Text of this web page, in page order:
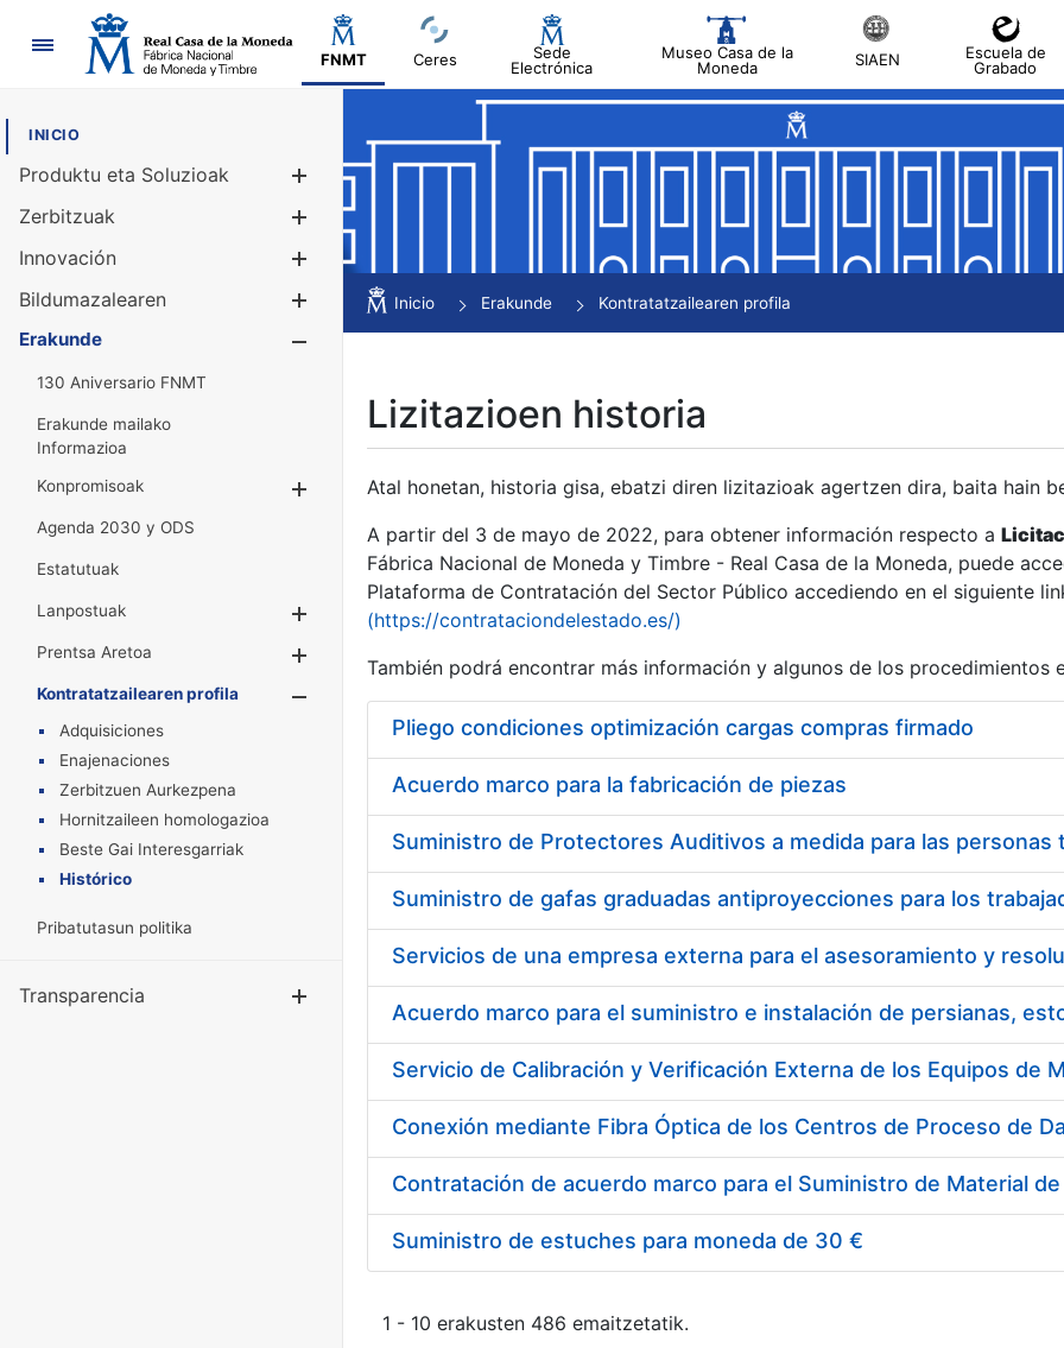
Nabigazioa
FNMT Ceres
Sede
Electrónica
Museo Casa de la
Moneda
SIAEN
Escuela de
Grabado
INICIO
Produktu eta Soluzioak
Erakutsi/Ezkutatu
Zerbitzuak
Innovación
Bildumazalearen
Erakutsi/Ezkutatu
Erakunde
130 Aniversario FNMT
Erakunde mailako
Informazioa
Konpromisoak
Erakutsi/Ezkutatu
Agenda 2030 y ODS
Estatutuak
Lanpostuak
Erakutsi/Ezkutatu
Prentsa Aretoa
Erakutsi/Ezkutatu
Kontratatzailearen profila
Erakutsi/Ezkutatu
Adquisiciones
Enajenaciones
Zerbitzuen Aurkezpena
Hornitzaileen homologazioa
Beste Gai Interesgarriak
Histórico
Pribatutasun politika
Transparencia Erakutsi/Ezkutatu
Inicio Erakunde Kontratatzailearen profila
Lizitazioen historia
Atal honetan, historia gisa, ebatzi diren lizitazioak agertzen dira, baita hain
A partir del 3 de mayo de 2022, para obtener información respecto a
Fábrica Nacional de Moneda y Timbre - Real Casa de la Moneda, puede
Plataforma de Contratación del Sector Público accediendo en el siguiente
(https://contrataciondelestado.es/)
También podrá encontrar más información y algunos de los procedimientos
Pliego condiciones optimización cargas compras firmado
Acuerdo marco para la fabricación de piezas
Acuerdo marco para el suministro e instalación de persianas,
Suministro de estuches para moneda de 30 €
1 - 10 erakusten 486 emaitzetatik.